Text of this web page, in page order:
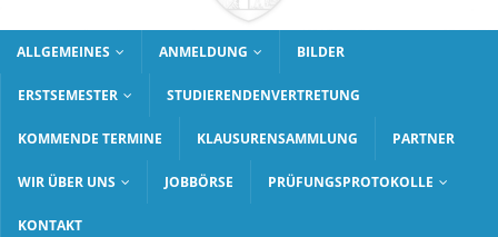
ALLGEMEINES ANMELDUNG BILDER
ERSTSEMESTER STUDIERENDENVERTRETUNG
KOMMENDE TERMINE KLAUSURENSAMMLUNG PARTNER
WIR ÜBER UNS JOBBÖRSE PRÜFUNGSPROTOKOLLE
KONTAKT